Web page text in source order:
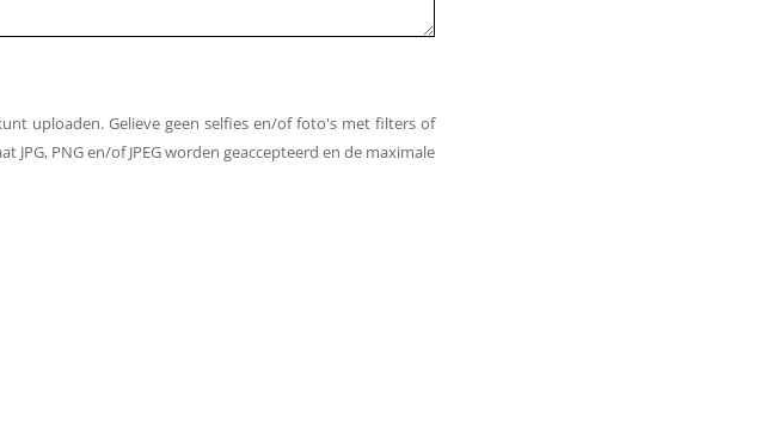
uploaden. Gelieve geen selfies en/of foto's met filters of
PNG en/of JPEG worden geaccepteerd en de maximale